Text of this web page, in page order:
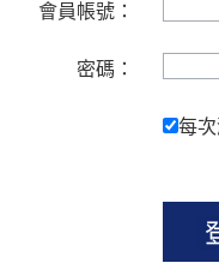
會員帳號：
密碼：
每